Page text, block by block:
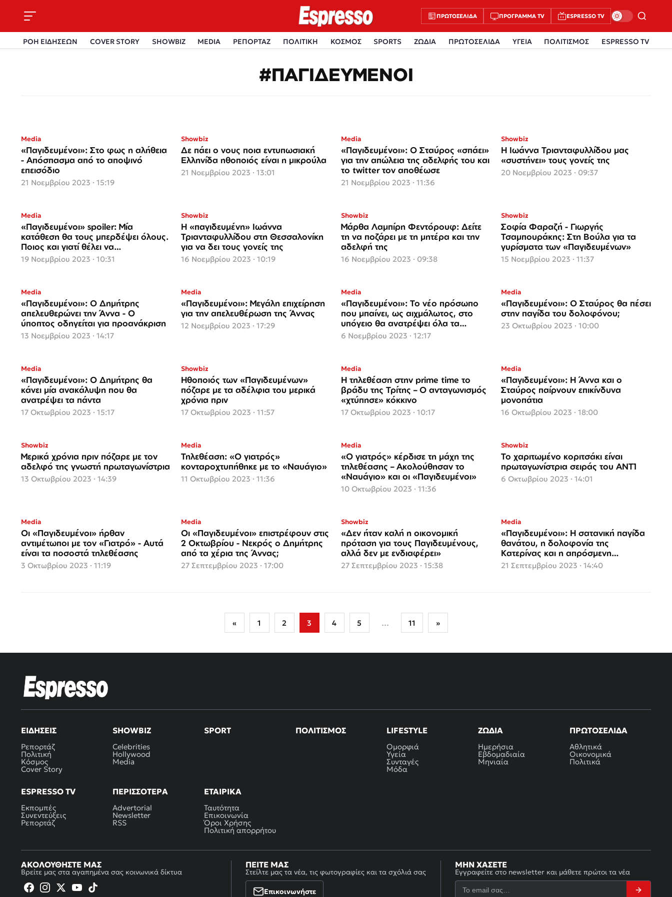
ΠΡΩΤΟΣΈΛΙΔΑ ΠΡΌΓΡΑΜΜΑ TV ESPRESSO TV
ΡΟΗ ΕΙΔΗΣΕΩΝ COVER STORY SHOWBIZ MEDIA ΡΕΠΟΡΤΑΖ ΠΟΛΙΤΙΚΗ ΚΟΣΜΟΣ SPORTS ΖΩΔΙΑ ΠΡΩΤΟΣΕΛΙΔΑ ΥΓΕΙΑ ΠΟΛΙΤΙΣΜΟΣ ESPRESSO TV
#ΠΑΓΙΔΕΥΜΕΝΟΙ
Media
«Παγιδευμένοι»: Στο φως η αλήθεια
- Απόσπασμα από το αποψινό
επεισόδιο
21 Νοεμβρίου 2023 · 15:19
Showbiz
Δε πάει ο νους ποια εντυπωσιακή
Ελληνίδα ηθοποιός είναι η μικρούλα
21 Νοεμβρίου 2023 · 13:01
Media
«Παγιδευμένοι»: Ο Σταύρος «σπάει»
για την απώλεια της αδελφής του και
το twitter τον αποθέωσε
21 Νοεμβρίου 2023 · 11:36
Showbiz
Η Ιωάννα Τριανταφυλλίδου μας
«συστήνει» τους γονείς της
20 Νοεμβρίου 2023 · 09:37
Media
«Παγιδευμένοι» spoiler: Μία
κατάθεση θα τους μπερδέψει όλους.
Ποιος και γιατί θέλει να
παραπλανήσει την Αστυνομία;
19 Νοεμβρίου 2023 · 10:31
Showbiz
Η «παγιδευμένη» Ιωάννα
Τριανταφυλλίδου στη Θεσσαλονίκη
για να δει τους γονείς της
16 Νοεμβρίου 2023 · 10:19
Showbiz
Μάρθα Λαμπίρη Φεντόρουφ: Δείτε
τη να ποζάρει με τη μητέρα και την
αδελφή της
16 Νοεμβρίου 2023 · 09:38
Showbiz
Σοφία Φαραζή - Γιωργής
Τσαμπουράκης: Στη Βούλα για τα
γυρίσματα των «Παγιδευμένων»
15 Νοεμβρίου 2023 · 11:37
Media
«Παγιδευμένοι»: Ο Δημήτρης
απελευθερώνει την Άννα - Ο
ύποπτος οδηγείται για προανάκριση
13 Νοεμβρίου 2023 · 14:17
Media
«Παγιδευμένοι»: Μεγάλη επιχείρηση
για την απελευθέρωση της Άννας
12 Νοεμβρίου 2023 · 17:29
Media
«Παγιδευμένοι»: Το νέο πρόσωπο
που μπαίνει, ως αιχμάλωτος, στο
υπόγειο θα ανατρέψει όλα τα
δεδομένα
6 Νοεμβρίου 2023 · 12:17
Media
«Παγιδευμένοι»: Ο Σταύρος θα πέσει
στην παγίδα του δολοφόνου;
23 Οκτωβρίου 2023 · 10:00
Media
«Παγιδευμένοι»: Ο Δημήτρης θα
κάνει μία ανακάλυψη που θα
ανατρέψει τα πάντα
17 Οκτωβρίου 2023 · 15:17
Showbiz
Ηθοποιός των «Παγιδευμένων»
πόζαρε με τα αδέλφια του μερικά
χρόνια πριν
17 Οκτωβρίου 2023 · 11:57
Media
Η τηλεθέαση στην prime time το
βράδυ της Τρίτης – Ο ανταγωνισμός
«χτύπησε» κόκκινο
17 Οκτωβρίου 2023 · 10:17
Media
«Παγιδευμένοι»: Η Άννα και ο
Σταύρος παίρνουν επικίνδυνα
μονοπάτια
16 Οκτωβρίου 2023 · 18:00
Showbiz
Μερικά χρόνια πριν πόζαρε με τον
αδελφό της γνωστή πρωταγωνίστρια
13 Οκτωβρίου 2023 · 14:39
Media
Τηλεθέαση: «Ο γιατρός»
κονταροχτυπήθηκε με το «Ναυάγιο»
11 Οκτωβρίου 2023 · 11:36
Media
«Ο γιατρός» κέρδισε τη μάχη της
τηλεθέασης – Ακολούθησαν το
«Ναυάγιο» και οι «Παγιδευμένοι»
10 Οκτωβρίου 2023 · 11:36
Showbiz
Το χαριτωμένο κοριτσάκι είναι
πρωταγωνίστρια σειράς του ΑΝΤ1
6 Οκτωβρίου 2023 · 14:01
Media
Οι «Παγιδευμένοι» ήρθαν
αντιμέτωποι με τον «Γιατρό» - Αυτά
είναι τα ποσοστά τηλεθέασης
3 Οκτωβρίου 2023 · 11:19
Media
Οι «Παγιδευμένοι» επιστρέφουν στις
2 Οκτωβρίου - Νεκρός ο Δημήτρης
από τα χέρια της Άννας;
27 Σεπτεμβρίου 2023 · 17:00
Showbiz
«Δεν ήταν καλή η οικονομική
πρόταση για τους Παγιδευμένους,
αλλά δεν με ενδιαφέρει»
27 Σεπτεμβρίου 2023 · 15:38
Media
«Παγιδευμένοι»: Η σατανική παγίδα
θανάτου, η δολοφονία της
Κατερίνας και η απρόσμενη
εγκυμοσύνη
21 Σεπτεμβρίου 2023 · 14:40
« 1 2 3 4 5 … 11 »
ΕΙΔΉΣΕΙΣ
Ρεπορτάζ
Πολιτική
Κόσμος
Cover Story
SHOWBIZ
Celebrities
Hollywood
Media
SPORT ΠΟΛΙΤΙΣΜΌΣ LIFESTYLE
Ομορφιά
Υγεία
Συνταγές
Μόδα
ΖΏΔΙΑ
Ημερήσια
Εβδομαδιαία
Μηνιαία
ΠΡΩΤΟΣΈΛΙΔΑ
Αθλητικά
Οικονομικά
Πολιτικά
ESPRESSO TV
Εκπομπές
Συνεντεύξεις
Ρεπορτάζ
ΠΕΡΙΣΣΌΤΕΡΑ
Advertorial
Newsletter
RSS
ΕΤΑΙΡΙΚΆ
Ταυτότητα
Επικοινωνία
Όροι Χρήσης
Πολιτική απορρήτου
ΑΚΟΛΟΥΘΉΣΤΕ ΜΑΣ
Βρείτε μας στα αγαπημένα σας κοινωνικά δίκτυα
ΠΕΊΤΕ ΜΑΣ
Στείλτε μας τα νέα, τις φωτογραφίες και τα σχόλιά σας
Επικοινωνήστε
ΜΗΝ ΧΆΣΕΤΕ
Εγγραφείτε στο newsletter και μάθετε πρώτοι τα νέα